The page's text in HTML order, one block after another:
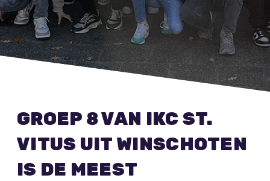
GROEP 8 VAN IKC ST.
VITUS UIT WINSCHOTEN
IS DE MEEST